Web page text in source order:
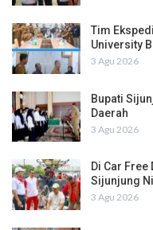
Tim
University
3 Agu 2026
Bupati
Daerah
3 Agu 2026
Di Car Free
Sijunjung
3 Agu 2026